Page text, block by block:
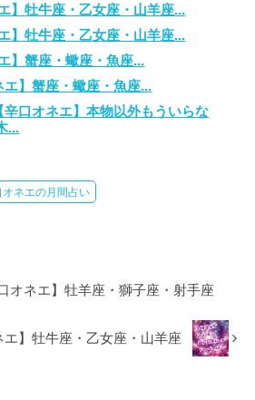
】牡牛座・乙女座・山羊座...
】牡牛座・乙女座・山羊座...
】蟹座・蠍座・魚座...
】蟹座・蠍座・魚座...
辛口オネエ】本物以外もういらな
...
オネエの月間占い
オネエ】牡羊座・獅子座・射手座
】牡牛座・乙女座・山羊座